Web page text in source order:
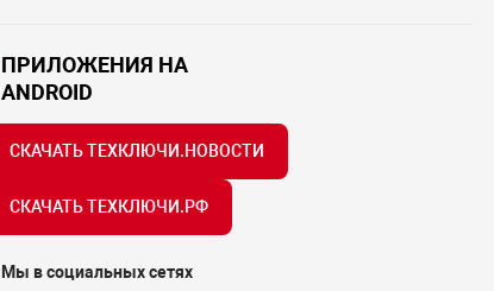
ПРИЛОЖЕНИЯ НА
ANDROID
СКАЧАТЬ ТЕХКЛЮЧИ.НОВОСТИ
СКАЧАТЬ ТЕХКЛЮЧИ.РФ
Мы в социальных сетях